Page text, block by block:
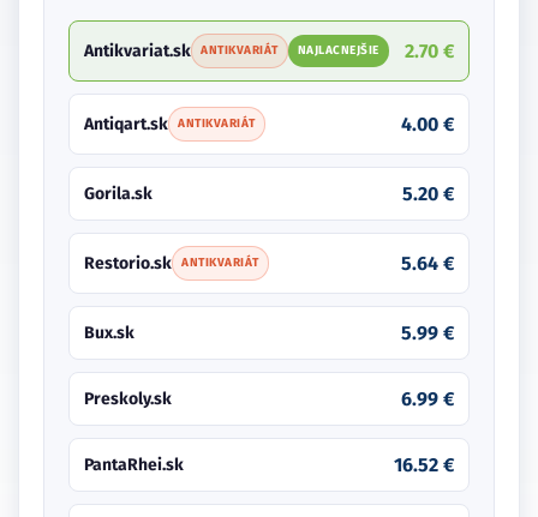
Antikvariat.sk ANTIKVARIÁT NAJLACNEJŠIE 2.70 €
Antiqart.sk ANTIKVARIÁT 4.00 €
Gorila.sk 5.20 €
Restorio.sk ANTIKVARIÁT 5.64 €
Bux.sk 5.99 €
Preskoly.sk 6.99 €
PantaRhei.sk 16.52 €